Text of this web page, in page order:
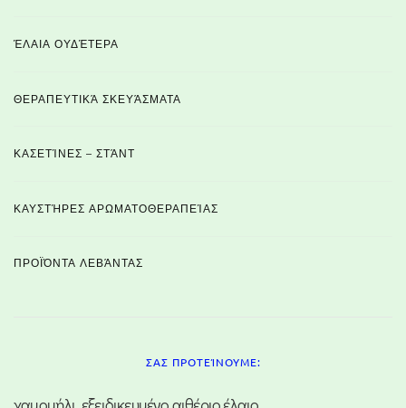
ΈΛΑΙΑ ΟΥΔΈΤΕΡΑ
ΘΕΡΑΠΕΥΤΙΚΆ ΣΚΕΥΆΣΜΑΤΑ
ΚΑΣΕΤΊΝΕΣ – ΣΤΆΝΤ
ΚΑΥΣΤΉΡΕΣ ΑΡΩΜΑΤΟΘΕΡΑΠΕΊΑΣ
ΠΡΟΪΌΝΤΑ ΛΕΒΆΝΤΑΣ
ΣΑΣ ΠΡΟΤΕΊΝΟΥΜΕ: